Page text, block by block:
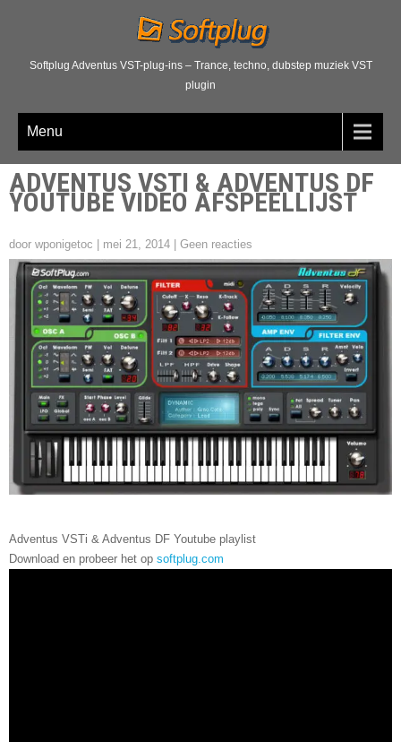
Softplug Adventus VST-plug-ins – Trance, techno, dubstep muziek VST
plugin
Menu
ADVENTUS VSTI & ADVENTUS DF
YOUTUBE VIDEO AFSPEELLIJST
door wponigetoc mei 21, 2014 Geen reacties
Adventus VSTi & Adventus DF Youtube playlist
Download en probeer het op softplug.com